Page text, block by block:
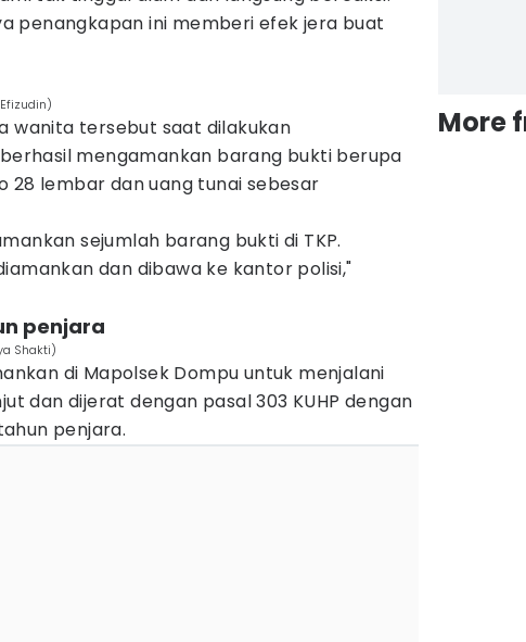
penangkapan ini memberi efek jera buat
wanita tersebut saat dilakukan
mengamankan barang bukti berupa
28 lembar dan uang tunai sebesar
sejumlah barang bukti di TKP.
dan dibawa ke kantor polisi,"
penjara
Shakti)
di Mapolsek Dompu untuk menjalani
dan dijerat dengan pasal 303 KUHP dengan
penjara.
More